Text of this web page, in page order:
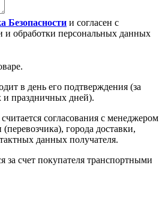
Безопасности и согласен с
и обработки персональных данных
в день его подтверждения (за
праздничных дней).
согласования с менеджером
города доставки,
данных получателя.
за счет покупателя транспортными